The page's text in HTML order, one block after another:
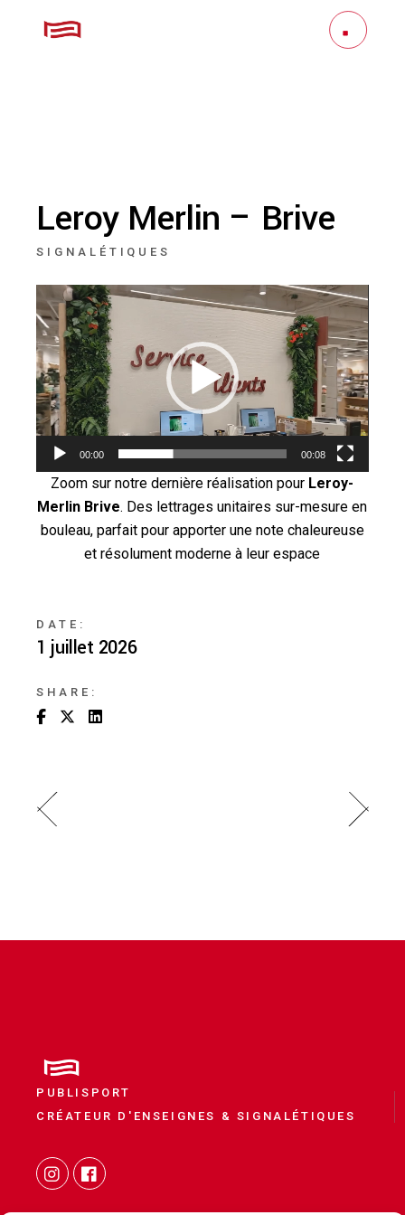
Leroy Merlin – Brive
SIGNALÉTIQUES
Lecteur
vidéo
00:00 00:08
Zoom sur notre dernière réalisation pour Leroy-
Merlin Brive. Des lettrages unitaires sur-mesure en
bouleau, parfait pour apporter une note chaleureuse
et résolument moderne à leur espace
DATE:
1 juillet 2026
SHARE:
PUBLISPORT
CRÉATEUR D'ENSEIGNES & SIGNALÉTIQUES